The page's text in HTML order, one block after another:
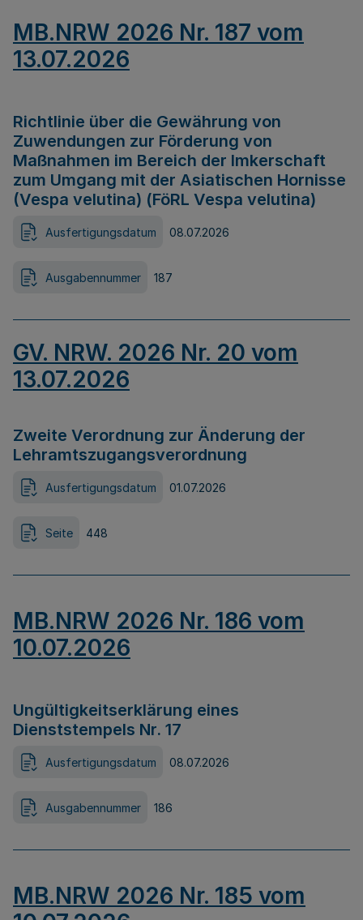
MB.NRW 2026 Nr. 187 vom
13.07.2026
Richtlinie über die Gewährung von
Zuwendungen zur Förderung von
Maßnahmen im Bereich der Imkerschaft
zum Umgang mit der Asiatischen Hornisse
(Vespa velutina) (FöRL Vespa velutina)
Ausfertigungsdatum 08.07.2026
Ausgabennummer 187
GV. NRW. 2026 Nr. 20 vom
13.07.2026
Zweite Verordnung zur Änderung der
Lehramtszugangsverordnung
Ausfertigungsdatum 01.07.2026
Seite 448
MB.NRW 2026 Nr. 186 vom
10.07.2026
Ungültigkeitserklärung eines
Dienststempels Nr. 17
Ausfertigungsdatum 08.07.2026
Ausgabennummer 186
MB.NRW 2026 Nr. 185 vom